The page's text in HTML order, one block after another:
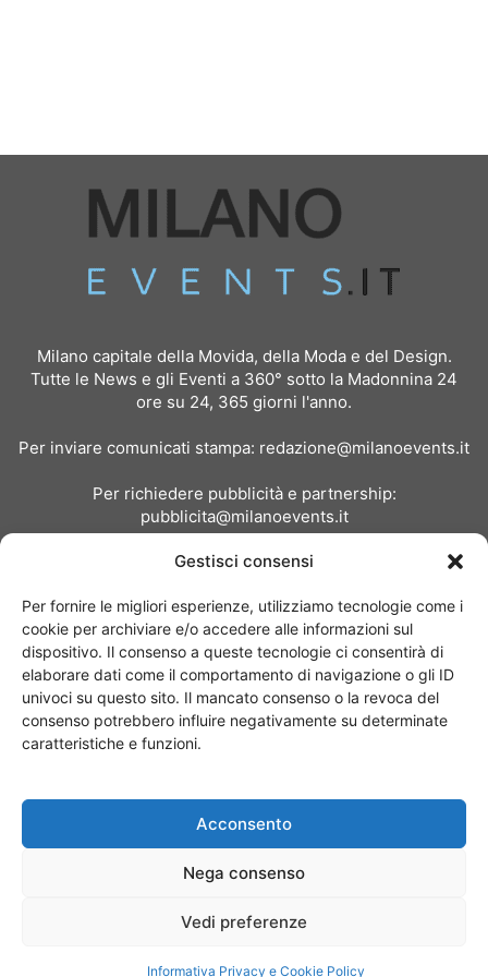
Gestisci consensi
Per fornire le migliori esperienze, utilizziamo tecnologie come i
cookie per archiviare e/o accedere alle informazioni sul
dispositivo. Il consenso a queste tecnologie ci consentirà di
elaborare dati come il comportamento di navigazione o gli ID
univoci su questo sito. Il mancato consenso o la revoca del
consenso potrebbero influire negativamente su determinate
caratteristiche e funzioni.
Acconsento
Nega consenso
Vedi preferenze
Informativa Privacy e Cookie Policy
Milano capitale della Movida, della Moda e del Design.
Tutte le News e gli Eventi a 360° sotto la Madonnina 24
ore su 24, 365 giorni l'anno.
Per inviare comunicati stampa: redazione@milanoevents.it
Per richiedere pubblicità e partnership:
pubblicita@milanoevents.it
Chi siamo I Nostri Clienti
© Copyright 2017 - MilanoEvents.it© managed by